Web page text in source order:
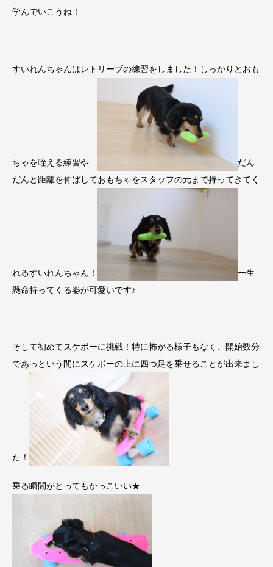
学んでいこうね！
すいれんちゃんはレトリーブの練習をしました！しっかりとおも
ちゃを咥える練習や…
だん
だんと距離を伸ばしておもちゃをスタッフの元まで持ってきてく
れるすいれんちゃん！
一生
懸命持ってくる姿が可愛いです♪
そして初めてスケボーに挑戦！特に怖がる様子もなく、開始数分
であっという間にスケボーの上に四つ足を乗せることが出来まし
た！
乗る瞬間がとってもかっこいい★